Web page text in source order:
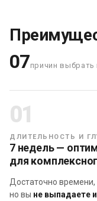
07причин выбрать
01
ДЛИТЕЛЬНОСТЬ И
7 недель —
для
Достаточно времени,
но вы не выпадаете